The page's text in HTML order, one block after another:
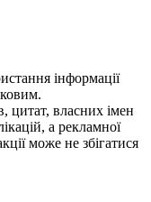
iнформацiї
цитат, власних імен
а рекламної
може не збiгатися